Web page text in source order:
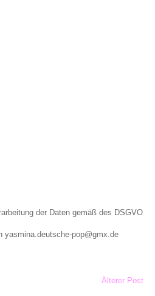
der Daten gemäß des DSGVO
yasmina.deutsche-pop@gmx.de
Älterer Post